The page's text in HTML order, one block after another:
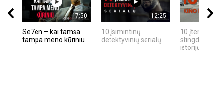
17:50
Se7en – kai tamsa
tampa meno kūriniu
12:25
10 įsimintinų
detektyvinių serialų
10 įtemptų,
stingdančių
istorijų